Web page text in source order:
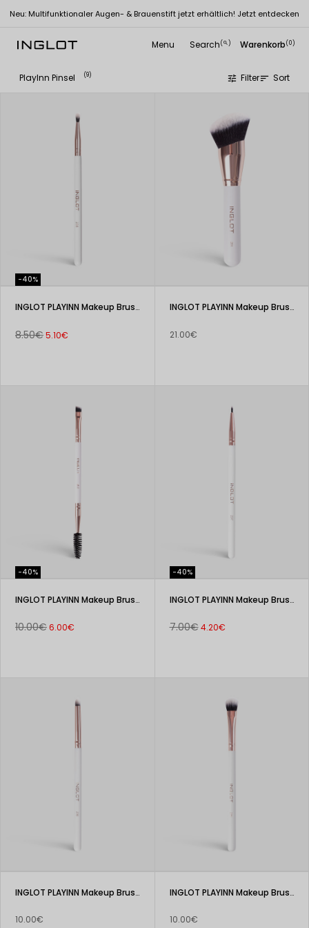
Neu: Multifunktionaler Augen- & Brauenstift jetzt erhältlich! Jetzt entdecken
Menu Search(
search ) Warenkorb(0)
PlayInn Pinsel (9) tune Filtersort Sort
-40%
INGLOT PLAYINN Makeup Brush 208
8.50€5.10€
INGLOT PLAYINN Makeup Brush 201
21.00€
-40%
INGLOT PLAYINN Makeup Brush 200
10.00€6.00€
-40%
INGLOT PLAYINN Makeup Brush 207
7.00€ 4.20€
INGLOT PLAYINN Makeup Brush 206
10.00€
INGLOT PLAYINN Makeup Brush 205
10.00€